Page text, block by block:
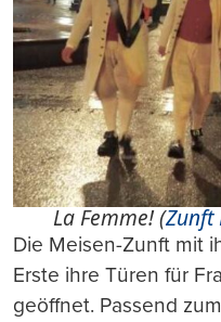
La Femme! (Zunft
Die Meisen-Zunft mit
Erste ihre Türen für
geöffnet. Passend